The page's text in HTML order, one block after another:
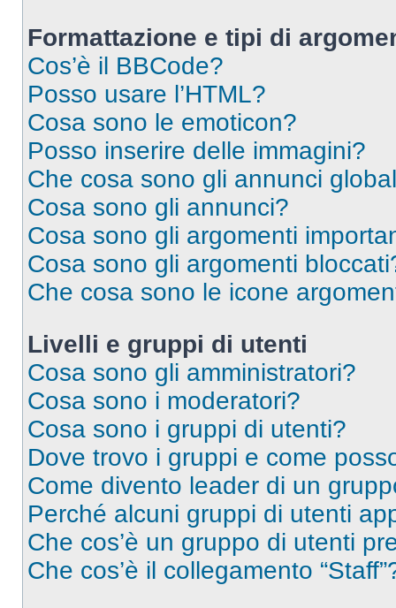
Formattazione e tipi di
Cos’è il BBCode?
Posso usare l’HTML?
Cosa sono le emoticon?
Posso inserire delle immagini?
Che cosa sono gli annunci
Cosa sono gli annunci?
Cosa sono gli argomenti
Cosa sono gli argomenti
Che cosa sono le icone
Livelli e gruppi di utenti
Cosa sono gli amministratori?
Cosa sono i moderatori?
Cosa sono i gruppi di utenti?
Dove trovo i gruppi e come
Come divento leader di un
Perché alcuni gruppi di utenti
Che cos’è un gruppo di utenti
Che cos’è il collegamento